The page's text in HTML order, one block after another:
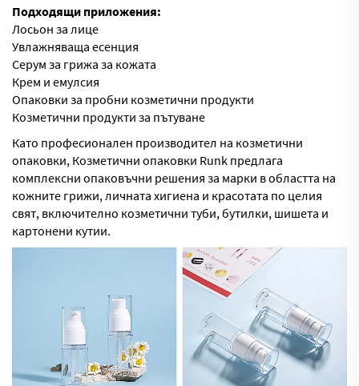
Подходящи приложения:
Лосьон за лице
Увлажняваща есенция
Серум за грижа за кожата
Крем и емулсия
Опаковки за пробни козметични продукти
Козметични продукти за пътуване
Като професионален производител на козметични
опаковки, Козметични опаковки Runk предлага
комплексни опаковъчни решения за марки в областта на
кожните грижи, личната хигиена и красотата по целия
свят, включително козметични туби, бутилки, шишета и
картонени кутии.